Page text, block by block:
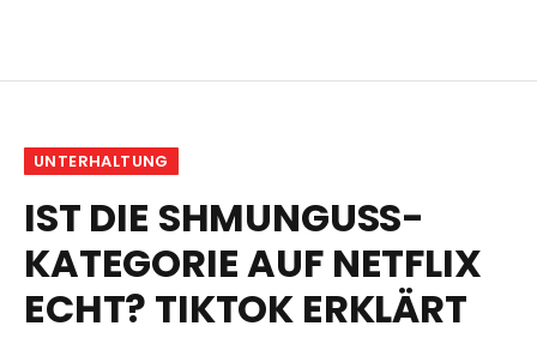
UNTERHALTUNG
IST DIE SHMUNGUSS-
KATEGORIE AUF NETFLIX
ECHT? TIKTOK ERKLÄRT